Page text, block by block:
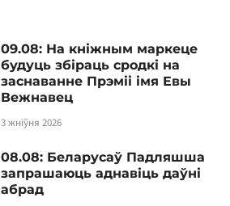
09.08: На кніжным маркеце
будуць збіраць сродкі на
заснаванне Прэміі імя Евы
Вежнавец
3 жніўня 2026
08.08: Беларусаў Падляшша
запрашаюць аднавіць даўні
абрад